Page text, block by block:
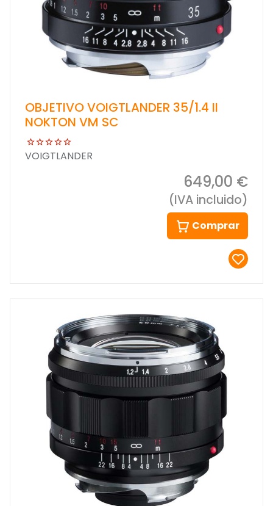
OBJETIVO VOIGTLANDER 35/1.4 II
NOKTON VM SC
VOIGTLANDER
649,00 €
(IVA incluido)
Comprar